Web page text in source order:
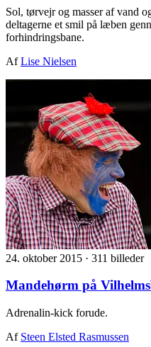
Sol, tørvejr og masser af vand
deltagerne et smil på læben
forhindringsbane.
AfLise Nielsen
24. oktober 2015 · 311 billeder
Mandehørm på
Adrenalin-kick forude.
Af Steen Elsted Rasmussen